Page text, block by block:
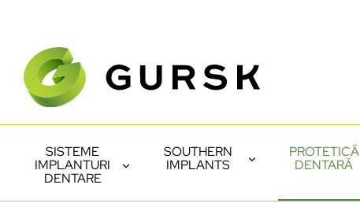
SISTEME
IMPLANTURI
DENTARE
SOUTHERN
IMPLANTS
PROTETICĂ
DENTARĂ